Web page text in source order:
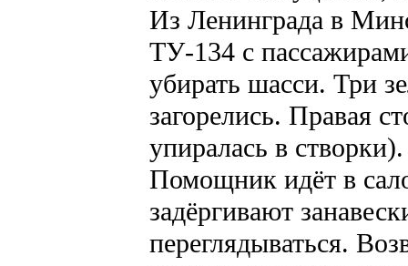
Из Ленинграда в
ТУ-134 с
убирать шасси. Три
загорелись. Правая
упиралась в
Помощник идёт в
задёргивают
переглядываться.